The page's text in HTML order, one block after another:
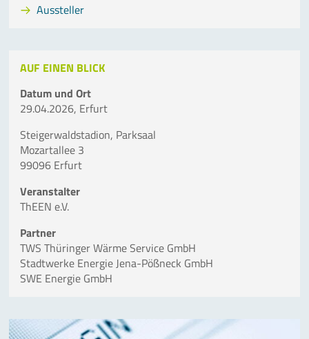
Aussteller
AUF EINEN BLICK
Datum und Ort
29.04.2026, Erfurt
Steigerwaldstadion, Parksaal
Mozartallee 3
99096 Erfurt
Veranstalter
ThEEN e.V.
Partner
TWS Thüringer Wärme Service GmbH
Stadtwerke Energie Jena-Pößneck GmbH
SWE Energie GmbH